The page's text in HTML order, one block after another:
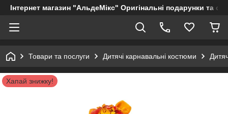
Інтернет магазин "АльдеМікс" Оригінальні подарунки та
Товари та послуги Дитячі карнавальні костюми
Хапай знижку!